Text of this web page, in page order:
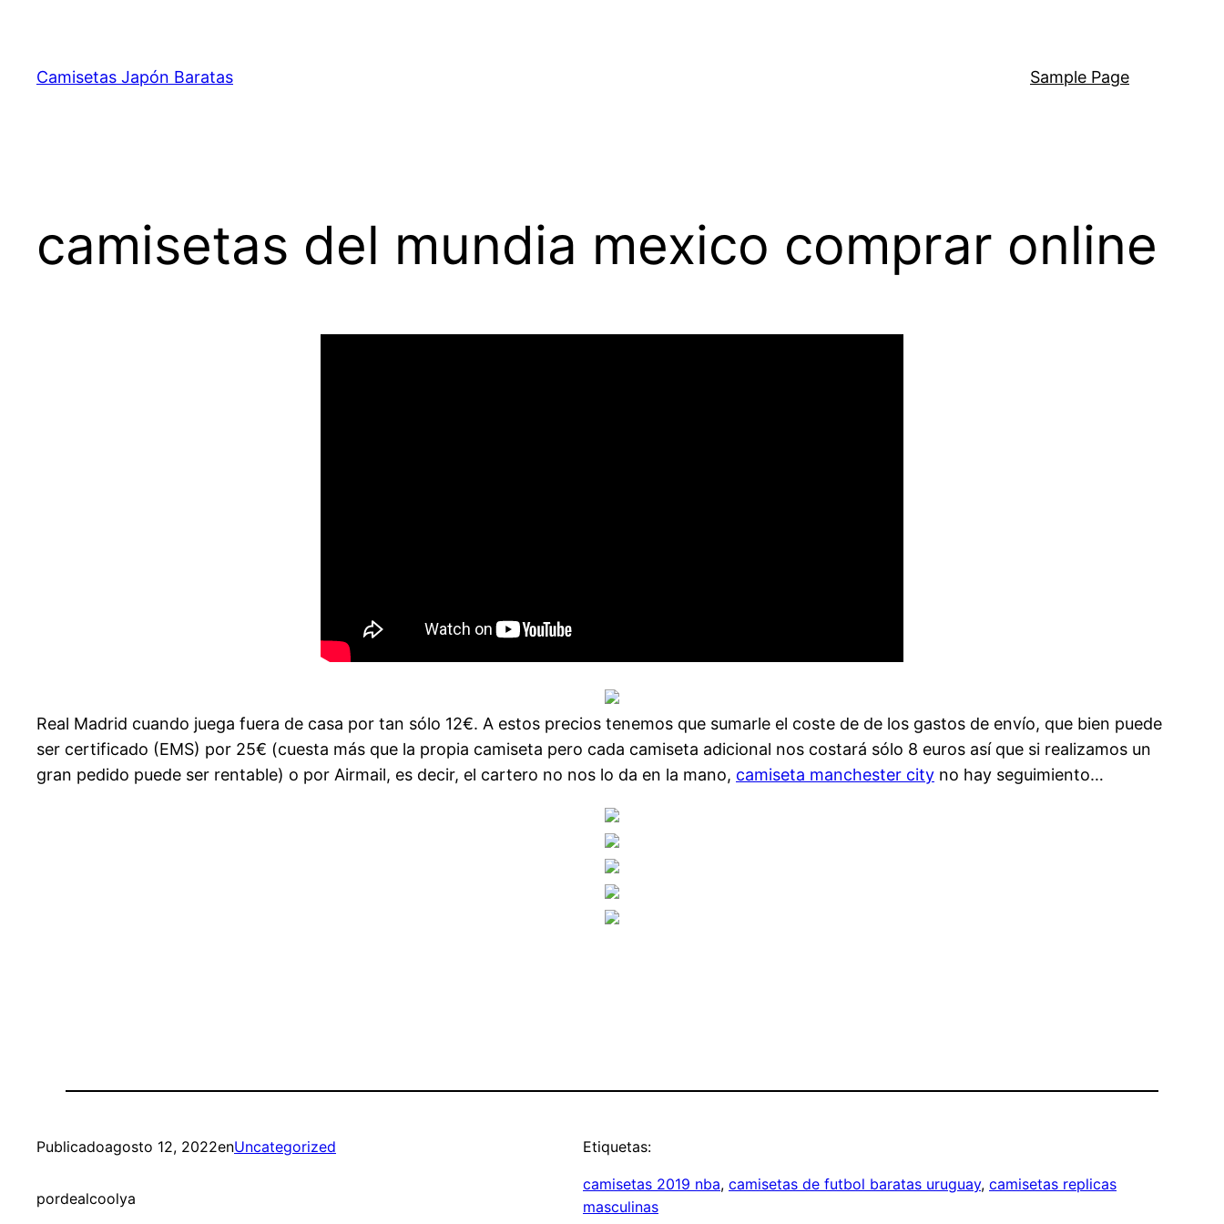
contenido
Camisetas Japón Baratas Sample Page
camisetas del mundia mexico comprar online
Real Madrid cuando juega fuera de casa por tan sólo 12€. A estos precios tenemos que sumarle el coste de de los gastos de envío, que bien puede
ser certificado (EMS) por 25€ (cuesta más que la propia camiseta pero cada camiseta adicional nos costará sólo 8 euros así que si realizamos un
gran pedido puede ser rentable) o por Airmail, es decir, el cartero no nos lo da en la mano, camiseta manchester city no hay seguimiento…
Publicadoagosto 12, 2022enUncategorized
pordealcoolya
Etiquetas:
camisetas 2019 nba, camisetas de futbol baratas uruguay, camisetas replicas
masculinas